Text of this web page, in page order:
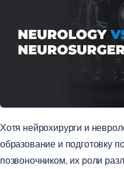
Хотя нейрохирурги и
образование и подготовку
позвоночником, их роли